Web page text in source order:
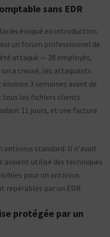
sans EDR
évoqué en introduction.
un forum professionnel de
attaqué — 28 employés,
a creusé, les attaquants
3 semaines avant de
tous les fichiers clients
11 jours, et une facture
antivirus standard. Il n'avait
avaient utilisé des techniques
pour un antivirus
repérables par un EDR.
protégée par un